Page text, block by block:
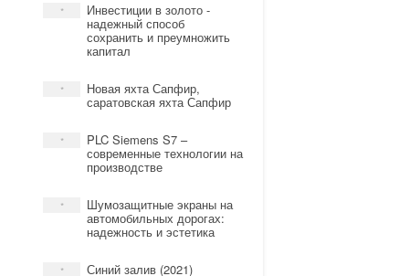
* Инвестиции в золото -
надежный способ
сохранить и преумножить
капитал
* Новая яхта Сапфир,
саратовская яхта Сапфир
* PLC Siemens S7 –
современные технологии на
производстве
* Шумозащитные экраны на
автомобильных дорогах:
надежность и эстетика
* Синий залив (2021)